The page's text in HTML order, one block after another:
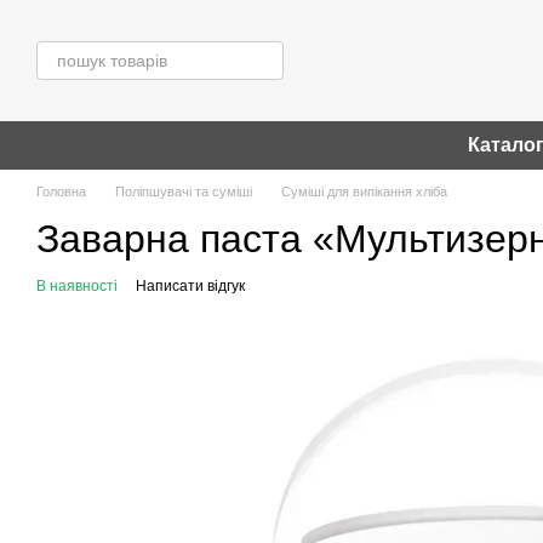
Каталог
Головна Поліпшувачі та суміші Суміші для випікання хліба
Заварна паста
В наявності Написати відгук